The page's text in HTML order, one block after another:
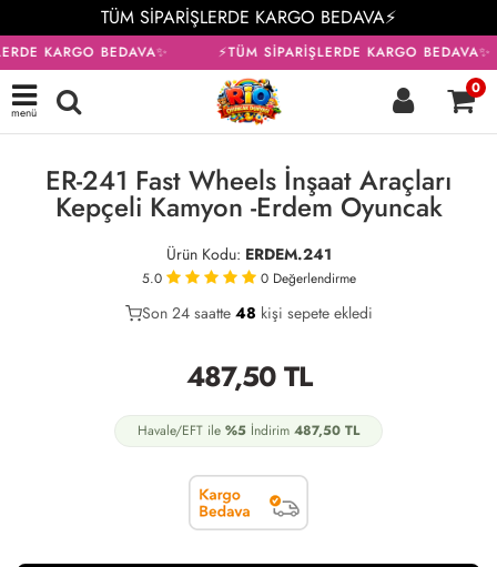
TÜM SİPARİŞLERDE KARGO BEDAVA⚡
KARGO BEDAVA✨ ⚡TÜM SİPARİŞLERDE KARGO BEDAVA✨
menü
0
ER-241 Fast Wheels İnşaat Araçları
Kepçeli Kamyon -Erdem Oyuncak
Ürün Kodu: ERDEM.241
5.0 0 Değerlendirme
29
Son 24 saatte 48 kişi sepete ekledi
14
487,50TL
Havale/EFT ile %5 İndirim 487,50 TL